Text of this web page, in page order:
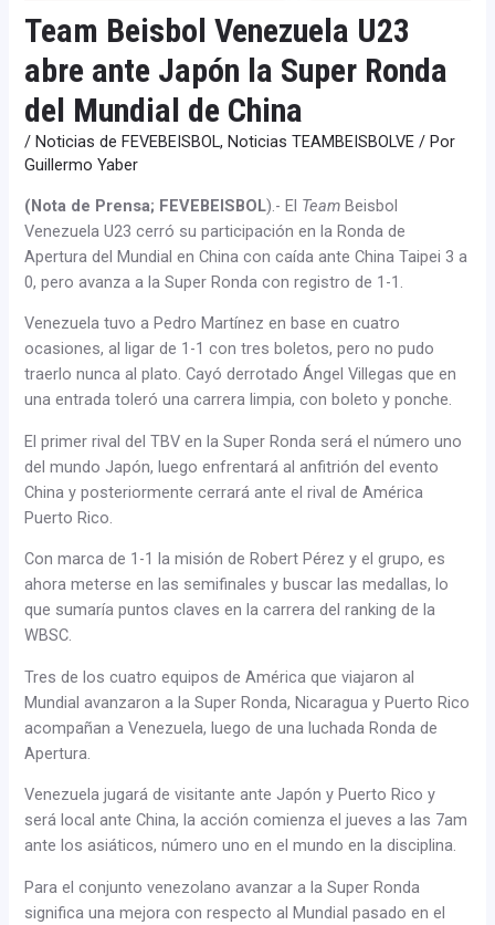
Team Beisbol Venezuela U23
abre ante Japón la Super Ronda
del Mundial de China
/Noticias de FEVEBEISBOL,Noticias TEAMBEISBOLVE / Por
Guillermo Yaber
(Nota de Prensa; FEVEBEISBOL).- El TeamBeisbol
Venezuela U23 cerró su participación en la Ronda de
Apertura del Mundial en China con caída ante China Taipei 3 a
0, pero avanza a la Super Ronda con registro de 1-1.
Venezuela tuvo a Pedro Martínez en base en cuatro
ocasiones, al ligar de 1-1 con tres boletos, pero no pudo
traerlo nunca al plato. Cayó derrotado Ángel Villegas que en
una entrada toleró una carrera limpia, con boleto y ponche.
El primer rival del TBV en la Super Ronda será el número uno
del mundo Japón, luego enfrentará al anfitrión del evento
China y posteriormente cerrará ante el rival de América
Puerto Rico.
Con marca de 1-1 la misión de Robert Pérez y el grupo, es
ahora meterse en las semifinales y buscar las medallas, lo
que sumaría puntos claves en la carrera del ranking de la
WBSC.
Tres de los cuatro equipos de América que viajaron al
Mundial avanzaron a la Super Ronda, Nicaragua y Puerto Rico
acompañan a Venezuela, luego de una luchada Ronda de
Apertura.
Venezuela jugará de visitante ante Japón y Puerto Rico y
será local ante China, la acción comienza el jueves a las 7am
ante los asiáticos, número uno en el mundo en la disciplina.
Para el conjunto venezolano avanzar a la Super Ronda
significa una mejora con respecto al Mundial pasado en el